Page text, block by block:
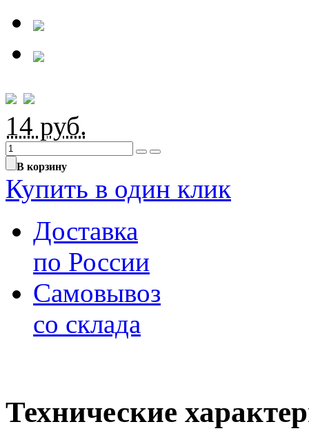
14 руб.
В корзину
Купить в один клик
Доставка
по России
Самовывоз
со склада
Технические